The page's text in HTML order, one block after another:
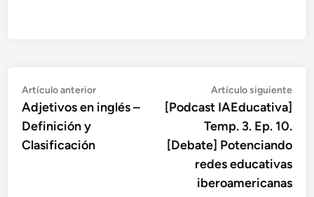
Navegación
de
entradas
Artículo anteriorArtículo
anterior:
Adjetivos en inglés –
Definición y
Clasificación
Artículo siguiente
[Podcast IAEducativa]
Temp. 3. Ep. 10.
[Debate] Potenciando
redes educativas
iberoamericanas